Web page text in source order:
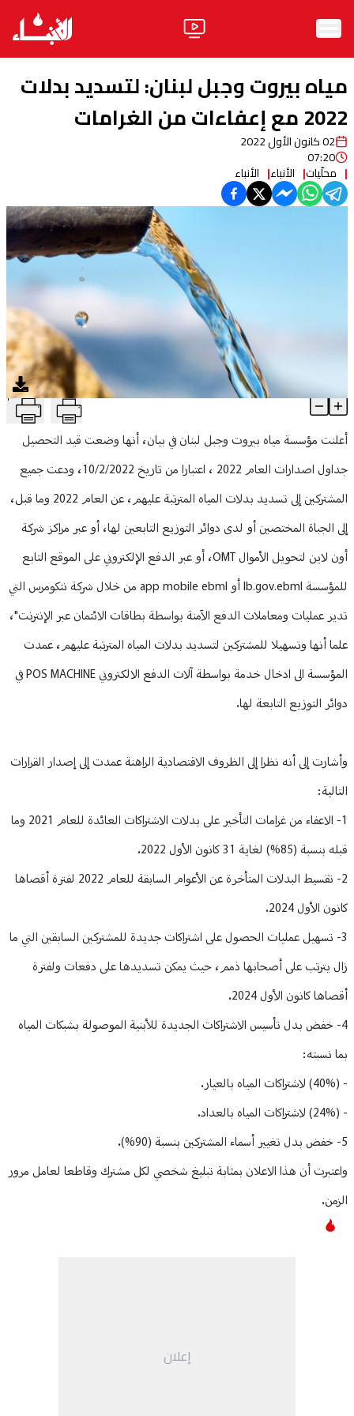
الأخبار
ثقافة ومجتمع
منوعات
آراء
فيديو
مواقف
مياه بيروت وجبل لبنان: لتسديد بدلات
2022 مع إعفاءات من الغرامات
02 كانون الأول 2022
07:20
محلّيات الأنباء الأنباء
مياه بيروت وجبل لبنان: لتسديد بدلات 2022 مع إعفاءات من الغرامات T
Article Content
أعلنت مؤسسة مياه بيروت وجبل لبنان في بيان، أنها وضعت قيد التحصيل
جداول اصدارات العام 2022 ، اعتبارا من تاريخ 10/2/2022، ودعت جميع
المشتركين إلى تسديد بدلات المياه المترتبة عليهم، عن العام 2022 وما قبل،
إلى الجباة المختصين أو لدى دوائر التوزيع التابعين لها، أو عبر مراكز شركة
أون لاين لتحويل الأموال OMT، أو عبر الدفع الإلكتروني على الموقع التابع
للمؤسسة lb.gov.ebml أو app mobile ebml من خلال شركة نتكومرس التي
تدير عمليات ومعاملات الدفع الآمنة بواسطة بطاقات الائتمان عبر الإنترنت"،
علما أنها وتسهيلا للمشتركين لتسديد بدلات المياه المترتبة عليهم، عمدت
المؤسسة الى ادخال خدمة بواسطة آلات الدفع الالكتروني POS MACHINE في
دوائر التوزيع التابعة لها.
وأشارت إلى أنه نظرا إلى الظروف الاقتصادية الراهنة عمدت إلى إصدار القرارات
التالية:
1- الاعفاء من غرامات التأخير على بدلات الاشتراكات العائدة للعام 2021 وما
قبله بنسبة (85%) لغاية 31 كانون الأول 2022.
2- تقسيط البدلات المتأخرة عن الأعوام السابقة للعام 2022 لفترة أقصاها
كانون الأول 2024.
3- تسهيل عمليات الحصول على اشتراكات جديدة للمشتركين السابقين التي ما
زال يترتب على أصحابها ذمم، حيث يمكن تسديدها على دفعات ولفترة
أقصاها كانون الأول 2024.
4- خفض بدل تأسيس الاشتراكات الجديدة للأبنية الموصولة بشبكات المياه
بما نسبته:
- (40%) لاشتراكات المياه بالعيار.
- (24%) لاشتراكات المياه بالعداد.
5- خفض بدل تغيير أسماء المشتركين بنسبة (90%).
واعتبرت أن هذا الاعلان بمثابة تبليغ شخصي لكل مشترك وقاطعا لعامل مرور
الزمن.
إعلان